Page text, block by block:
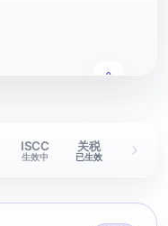
ISCC
生效中
关税
已生效